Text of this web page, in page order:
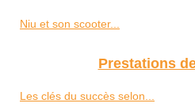
Niu et son scooter...
Prestations
Les clés du succès selon...